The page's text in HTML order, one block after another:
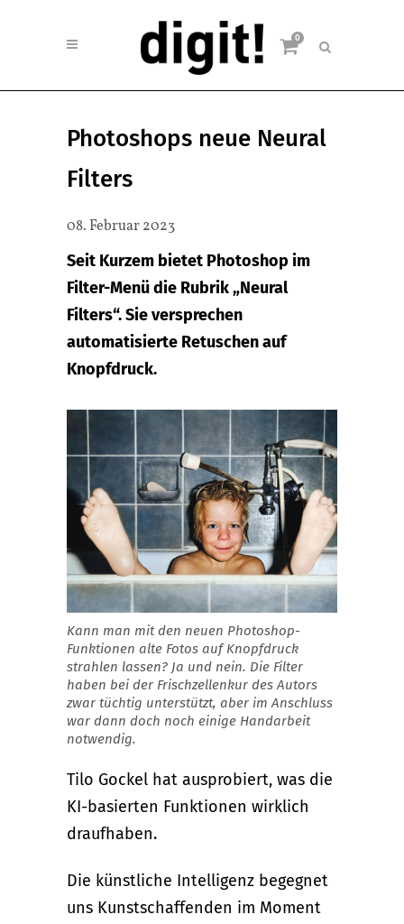
0
Photoshops neue Neural
Filters
08. Februar 2023
Seit Kurzem bietet Photoshop im
Filter-Menü die Rubrik „Neural
Filters“. Sie versprechen
automatisierte Retuschen auf
Knopfdruck.
Kann man mit den neuen Photoshop-
Funktionen alte Fotos auf Knopfdruck
strahlen lassen? Ja und nein. Die Filter
haben bei der Frischzellenkur des Autors
zwar tüchtig unterstützt, aber im Anschluss
war dann doch noch einige Handarbeit
notwendig.
Tilo Gockel hat ausprobiert, was die
KI-basierten Funktionen wirklich
draufhaben.
Die künstliche Intelligenz begegnet
uns Kunstschaffenden im Moment